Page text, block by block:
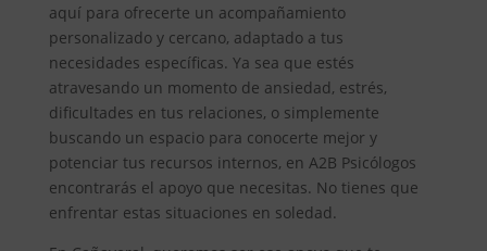
aquí para ofrecerte un acompañamiento
personalizado y cercano, adaptado a tus
necesidades específicas. Ya sea que estés
atravesando un momento de ansiedad, estrés,
dificultades en tus relaciones, o simplemente
buscando un espacio para conocerte mejor y
potenciar tus recursos internos, en A2B Psicólogos
encontrarás el apoyo que necesitas. No tienes que
enfrentar estas situaciones en soledad.